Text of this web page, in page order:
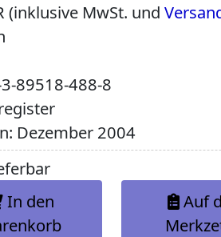
(inklusive MwSt. und
89518-488-8
Dezember 2004
In den
Auf den